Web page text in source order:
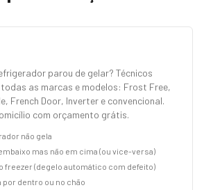
parou de gelar? Técnicos
as marcas e modelos: Frost Free,
French Door, Inverter e convencional.
com orçamento grátis.
não gela
mas não em cima (ou vice-versa)
freezer (degelo automático com defeito)
por dentro ou no chão